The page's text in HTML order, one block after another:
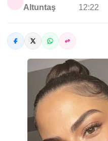
Altuntaş
12:22